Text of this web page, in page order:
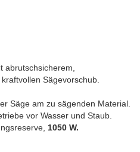
abrutschsicherem,
Sägevorschub.
Säge am zu sägenden Material.
vor Wasser und Staub.
1050 W.